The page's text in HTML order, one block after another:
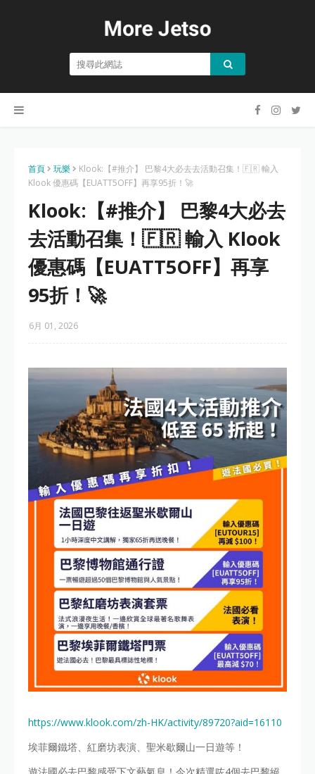
首頁 玩樂
Klook:【#推介】 巴黎4大必去去活動召集！🇫🇷 輸入
Klook 優惠碼【EUATT5OFF】再享95折！🚀
Klook:【#推介】 巴黎4大必去
去活動召集！🇫🇷 輸入 Klook
優惠碼【EUATT5OFF】再享
95折！🚀
6月 01, 2026
https://www.klook.com/zh-HK/activity/89720?aid=16110
埃菲爾鐵塔、紅磨坊表演、聖米歇爾山一日遊等！